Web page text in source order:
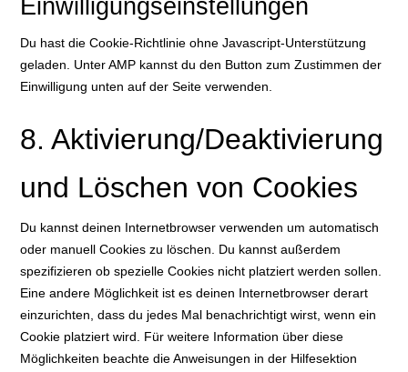
Einwilligungseinstellungen
Du hast die Cookie-Richtlinie ohne Javascript-Unterstützung
geladen. Unter AMP kannst du den Button zum Zustimmen der
Einwilligung unten auf der Seite verwenden.
8. Aktivierung/Deaktivierung
und Löschen von Cookies
Du kannst deinen Internetbrowser verwenden um automatisch
oder manuell Cookies zu löschen. Du kannst außerdem
spezifizieren ob spezielle Cookies nicht platziert werden sollen.
Eine andere Möglichkeit ist es deinen Internetbrowser derart
einzurichten, dass du jedes Mal benachrichtigt wirst, wenn ein
Cookie platziert wird. Für weitere Information über diese
Möglichkeiten beachte die Anweisungen in der Hilfesektion